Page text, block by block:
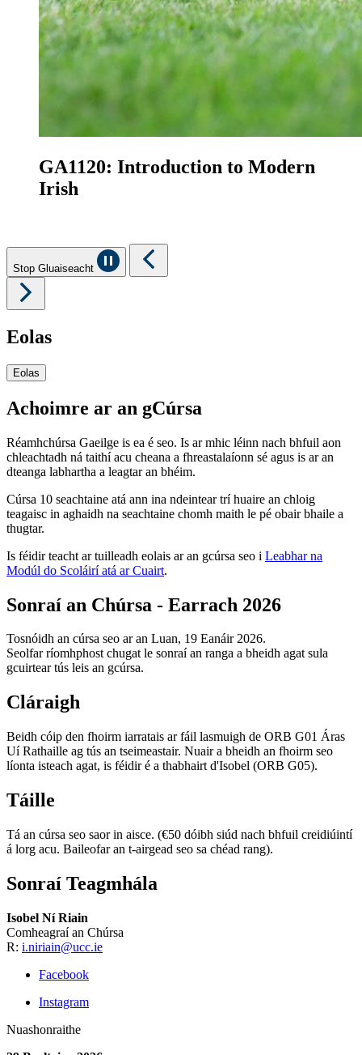
GA1120: Introduction to Modern
Irish
Stop Gluaiseacht
Eolas
Eolas
Achoimre ar an gCúrsa
Réamhchúrsa Gaeilge is ea é seo. Is ar mhic léinn nach bhfuil aon
chleachtadh ná taithí acu cheana a fhreastalaíonn sé agus is ar an
dteanga labhartha a leagtar an bhéim.
Cúrsa 10 seachtaine atá ann ina ndeintear trí huaire an chloig
teagaisc in aghaidh na seachtaine chomh maith le pé obair bhaile a
thugtar.
Is féidir teacht ar tuilleadh eolais ar an gcúrsa seo i Leabhar na
Modúl do Scoláirí atá ar Cuairt.
Sonraí an Chúrsa - Earrach 2026
Tosnóidh an cúrsa seo ar an Luan, 19 Eanáir 2026.
Seolfar ríomhphost chugat le sonraí an ranga a bheidh agat sula
gcuirtear tús leis an gcúrsa.
Cláraigh
Beidh cóip den fhoirm iarratais ar fáil lasmuigh de ORB G01 Áras
Uí Rathaille ag tús an tseimeastair. Nuair a bheidh an fhoirm seo
líonta isteach agat, is féidir é a thabhairt d'Isobel (ORB G05).
Táille
Tá an cúrsa seo saor in aisce. (€50 dóibh siúd nach bhfuil creidiúintí
á lorg acu. Baileofar an t-airgead seo sa chéad rang).
Sonraí Teagmhála
Isobel Ní Riain
Comheagraí an Chúrsa
R: i.niriain@ucc.ie
Facebook
Instagram
Nuashonraithe